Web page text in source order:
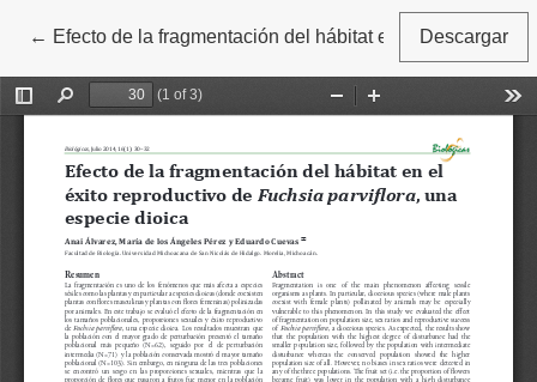
← Volver a los detalles del artículo
Efecto de la fragmentación del hábitat en el éxitoDescargar